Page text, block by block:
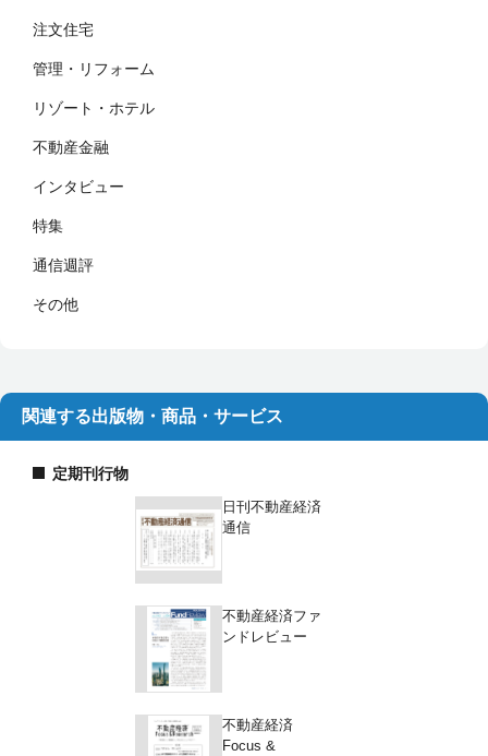
注文住宅
管理・リフォーム
リゾート・ホテル
不動産金融
インタビュー
特集
通信週評
その他
関連する出版物・商品・サービス
定期刊行物
日刊不動産経済
通信
不動産経済ファ
ンドレビュー
不動産経済
Focus &